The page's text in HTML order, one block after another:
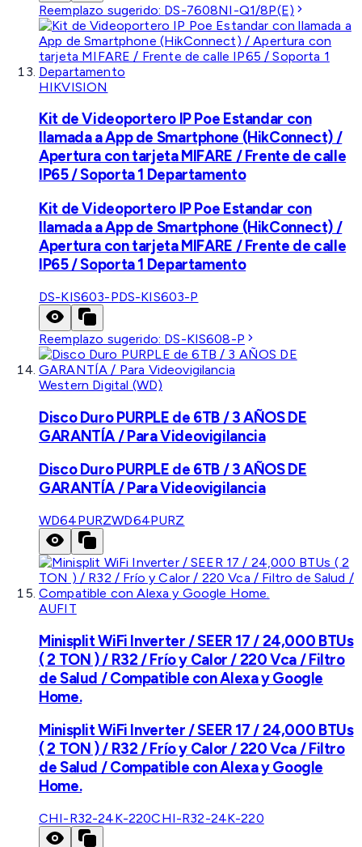
Reemplazo sugerido: DS-7608NI-Q1/8P(E)
HIKVISION
Kit de Videoportero IP Poe Estandar con
llamada a App de Smartphone (HikConnect) /
Apertura con tarjeta MIFARE / Frente de calle
IP65 / Soporta 1 Departamento
Kit de Videoportero IP Poe Estandar con
llamada a App de Smartphone (HikConnect) /
Apertura con tarjeta MIFARE / Frente de calle
IP65 / Soporta 1 Departamento
DS-KIS603-PDS-KIS603-P
Reemplazo sugerido: DS-KIS608-P
Western Digital (WD)
Disco Duro PURPLE de 6TB / 3 AÑOS DE
GARANTÍA / Para Videovigilancia
Disco Duro PURPLE de 6TB / 3 AÑOS DE
GARANTÍA / Para Videovigilancia
WD64PURZWD64PURZ
AUFIT
Minisplit WiFi Inverter / SEER 17 / 24,000 BTUs
( 2 TON ) / R32 / Frío y Calor / 220 Vca / Filtro
de Salud / Compatible con Alexa y Google
Home.
Minisplit WiFi Inverter / SEER 17 / 24,000 BTUs
( 2 TON ) / R32 / Frío y Calor / 220 Vca / Filtro
de Salud / Compatible con Alexa y Google
Home.
CHI-R32-24K-220CHI-R32-24K-220